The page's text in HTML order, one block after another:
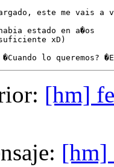
este me vais a
estado en a�os
xD)
[hm]
[hm]